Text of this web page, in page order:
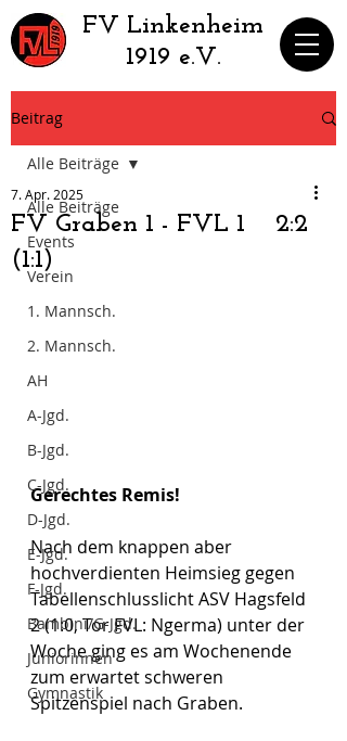
​FV Linkenheim
1919 e.V.
Beitrag
Alle Beiträge
Events
Verein
1. Mannsch.
2. Mannsch.
AH
A-Jgd.
B-Jgd.
C-Jgd.
D-Jgd.
E-Jgd.
F-Jgd.
Bambini/G-Jgd.
Juniorinnen
Gymnastik
Alle Beiträge
FV Graben 1 - FVL 1 2:2
(1:1)
7. Apr. 2025
Gerechtes Remis!
Nach dem knappen aber
hochverdienten Heimsieg gegen
Tabellenschlusslicht ASV Hagsfeld
2 (1:0, Tor FVL: Ngerma) unter der
Woche ging es am Wochenende
zum erwartet schweren
Spitzenspiel nach Graben.